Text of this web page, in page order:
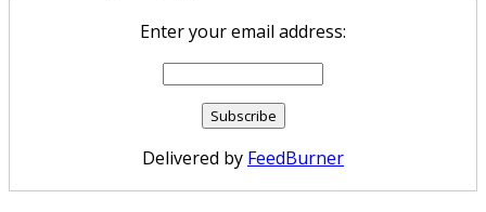
Enter your email address:
Delivered by FeedBurner